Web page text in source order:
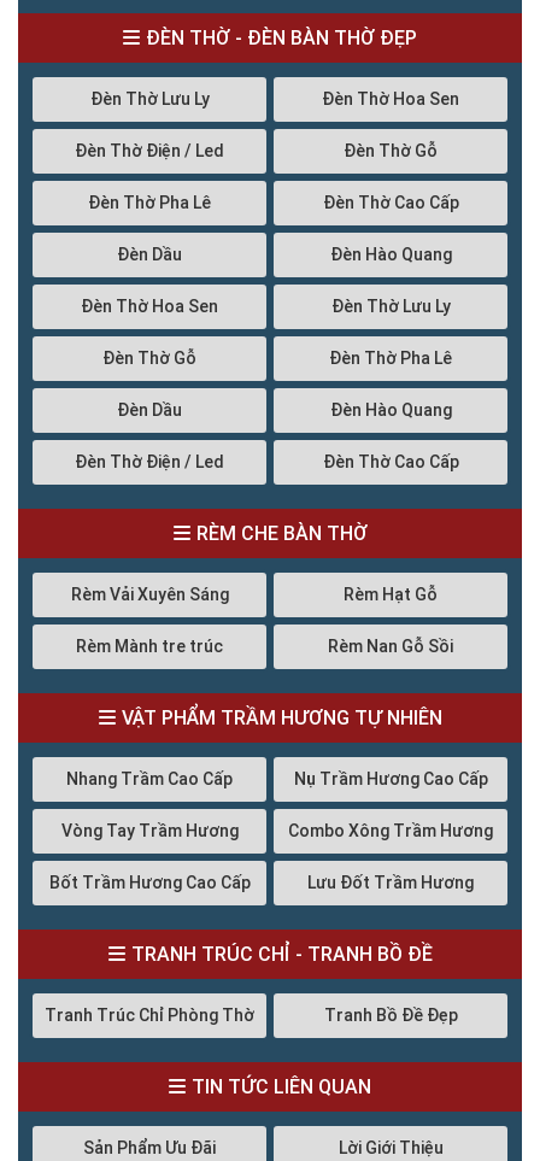
ĐÈN THỜ - ĐÈN BÀN THỜ ĐẸP
Đèn Thờ Lưu Ly Đèn Thờ Hoa Sen
Đèn Thờ Điện / Led Đèn Thờ Gỗ
Đèn Thờ Pha Lê Đèn Thờ Cao Cấp
Đèn Dầu Đèn Hào Quang
Đèn Thờ Hoa Sen Đèn Thờ Lưu Ly
Đèn Thờ Gỗ Đèn Thờ Pha Lê
Đèn Dầu Đèn Hào Quang
Đèn Thờ Điện / Led Đèn Thờ Cao Cấp
RÈM CHE BÀN THỜ
Rèm Vải Xuyên Sáng Rèm Hạt Gỗ
Rèm Mành tre trúc Rèm Nan Gỗ Sồi
VẬT PHẨM TRẦM HƯƠNG TỰ NHIÊN
Nhang Trầm Cao Cấp Nụ Trầm Hương Cao Cấp
Vòng Tay Trầm Hương Combo Xông Trầm Hương
Bốt Trầm Hương Cao Cấp Lưu Đốt Trầm Hương
TRANH TRÚC CHỈ - TRANH BỒ ĐỀ
Tranh Trúc Chỉ Phòng Thờ Tranh Bồ Đề Đẹp
TIN TỨC LIÊN QUAN
Sản Phẩm Ưu Đãi Lời Giới Thiệu